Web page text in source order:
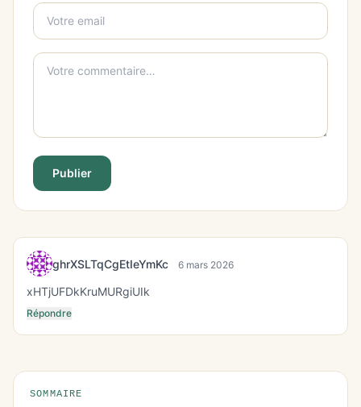
Publier
ghrXSLTqCgEtIeYmKc 6 mars 2026
xHTjUFDkKruMURgiUIk
Répondre
SOMMAIRE